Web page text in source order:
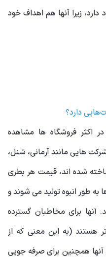
زیرا آنها هم اهداف خود
دارد؟
اکثر فروشگاه ها مشاهده
هایی مانند آرمانی، شنل،
شده اند، قیمت هر بطری
عطرها به طور انبوه تولید می شوند و
آنها برای مخاطبان گسترده
هستند (به این معنی که از
همچنین برای صرفه جویی